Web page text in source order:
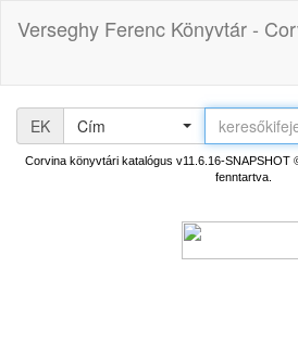
Verseghy Ferenc Könyvtár -
EK Cím
Corvina könyvtári katalógus v11.6.16-SNAPSHOT
fenntartva.